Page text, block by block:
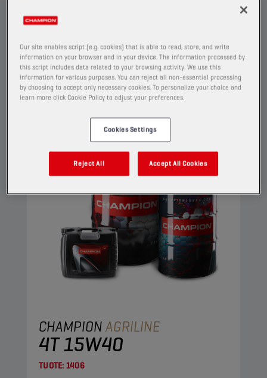
low temperature with a low ash content, while
properties.
Näytä
CHAMPIONAGRILINE
4T 15W40
TUOTE: 1406
Our site enables script (e.g. cookies) that is able to read, store, and write
information on your browser and in your device. The information processed by
this script includes data related to your browsing activity. We use this
information for various purposes. You can reject all non-essential processing
by choosing to accept only necessary cookies. To personalize your choice and
learn more click Cookie Policy to adjust your preferences.
Cookies Settings
Reject All Accept All Cookies